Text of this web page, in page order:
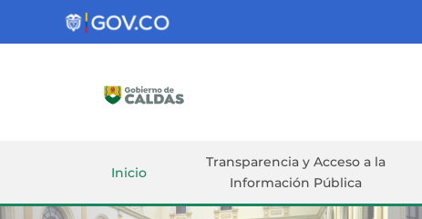
Gobernación
Inicio
Transparencia y Acceso a la
Información Pública